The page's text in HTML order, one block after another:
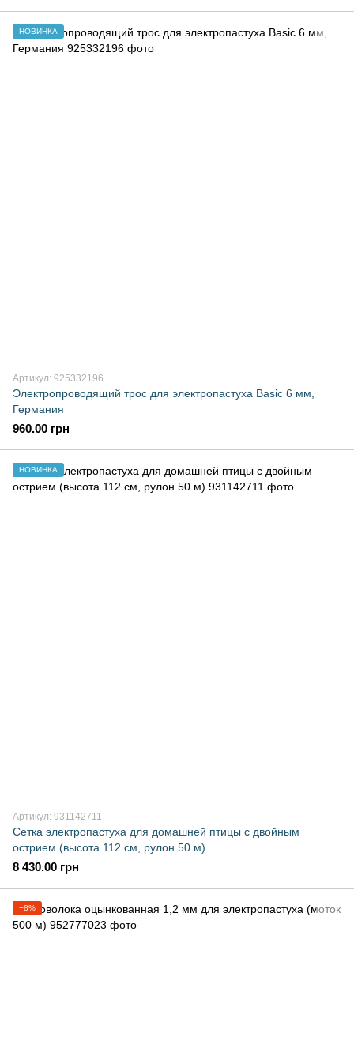
НОВИНКА
Артикул: 925332196
Электропроводящий трос для электропастуха Basic 6 мм,
Германия
960.00 грн
НОВИНКА
Артикул: 931142711
Сетка электропастуха для домашней птицы с двойным
острием (высота 112 см, рулон 50 м)
8 430.00 грн
−8%